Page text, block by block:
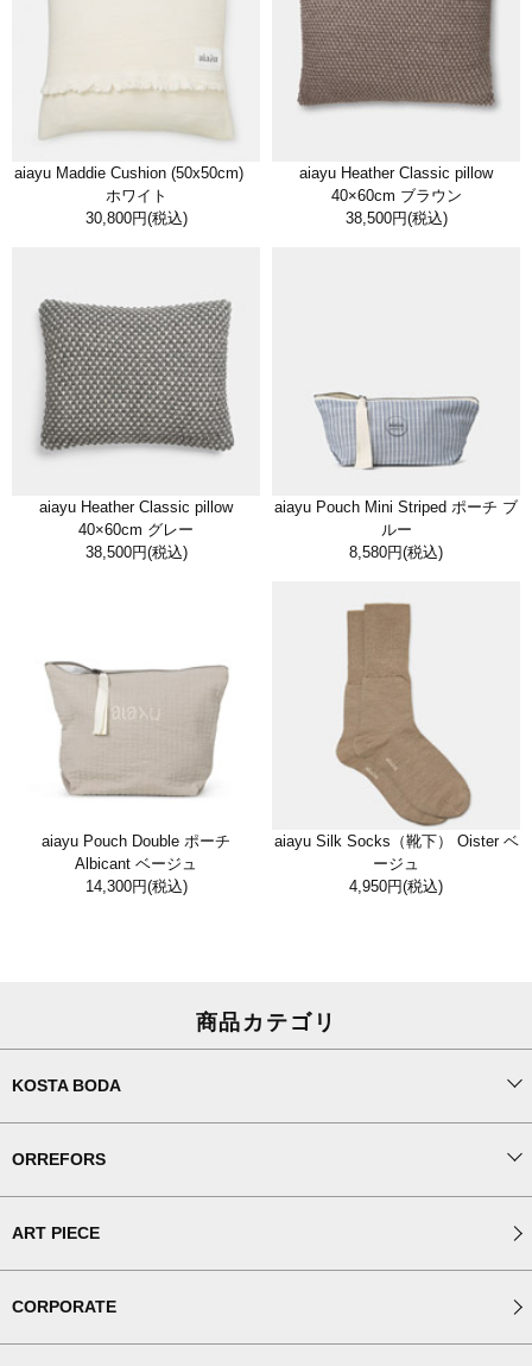
aiayu Maddie Cushion (50x50cm)
ホワイト
30,800円(税込)
aiayu Heather Classic pillow
40×60cm ブラウン
38,500円(税込)
aiayu Heather Classic pillow
40×60cm グレー
38,500円(税込)
aiayu Pouch Mini Striped ポーチ ブ
ルー
8,580円(税込)
aiayu Pouch Double ポーチ
Albicant ベージュ
14,300円(税込)
aiayu Silk Socks（靴下） Oister ベ
ージュ
4,950円(税込)
商品カテゴリ
KOSTA BODA
ORREFORS
ART PIECE
CORPORATE